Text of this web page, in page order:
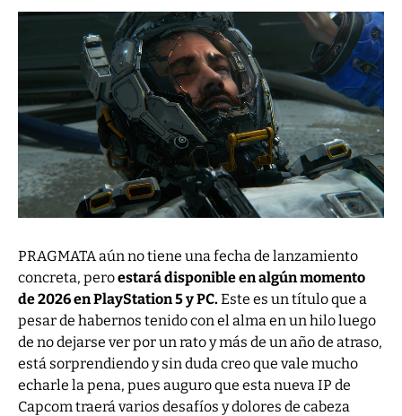
PRAGMATA aún no tiene una fecha de lanzamiento
concreta, peroestará disponible en algún momento
de 2026 en PlayStation 5 y PC. Este es un título que a
pesar de habernos tenido con el alma en un hilo luego
de no dejarse ver por un rato y más de un año de atraso,
está sorprendiendo y sin duda creo que vale mucho
echarle la pena, pues auguro que esta nueva IP de
Capcom traerá varios desafíos y dolores de cabeza